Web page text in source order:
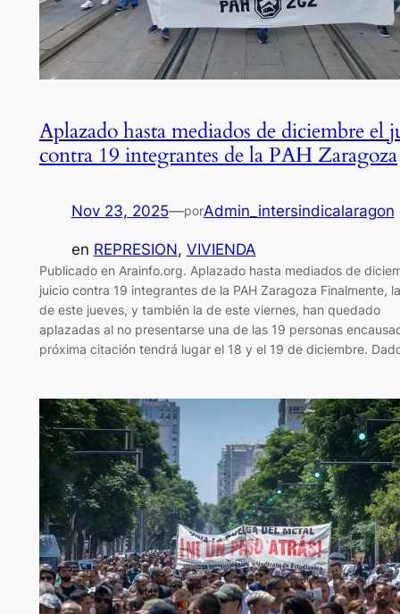
Aplazado hasta mediados de diciembre el
contra 19 integrantes de la PAH Zaragoza
Nov 23, 2025—porAdmin_intersindicalaragon
en REPRESION, VIVIENDA
Publicado en Arainfo.org. Aplazado hasta mediados de
juicio contra 19 integrantes de la PAH Zaragoza Finalmente,
de este jueves, y también la de este viernes, han quedado
aplazadas al no presentarse una de las 19 personas
próxima citación tendrá lugar el 18 y el 19 de diciembre.